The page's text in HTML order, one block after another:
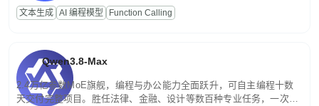
高并发、轻量化任务，适合日常对话、内容创作、基础 RAG、批量
文案处理等普惠刚需场景。
文本生成 AI 编程模型 Function Calling
Qwen3.8-Max
2.4万亿参数MoE旗舰，编程与办公能力全面跃升，可自主编程十数
天交付完整项目。胜任法律、金融、设计等数百种专业任务，一次对